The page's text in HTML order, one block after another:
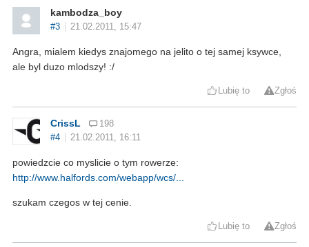
kambodza_boy
#3 21.02.2011, 15:47
Angra, mialem kiedys znajomego na jelito o tej samej ksywce,
ale byl duzo mlodszy! :/
Lubię to Zgłoś
CrissL
198
#4
21.02.2011, 16:11
powiedzcie co myslicie o tym rowerze:
http://www.halfords.com/webapp/wcs/...
szukam czegos w tej cenie.
Lubię to Zgłoś